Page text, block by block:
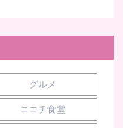
グルメ
ココチ食堂